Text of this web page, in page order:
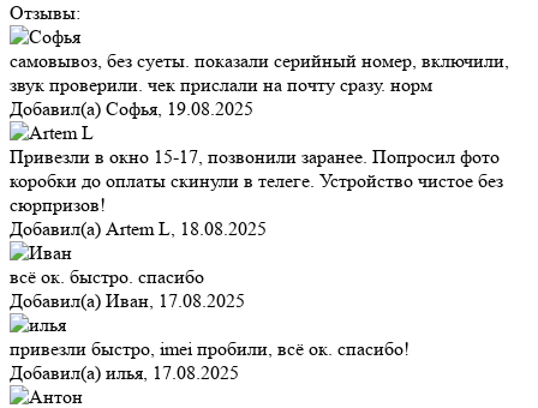
Отзывы:
самовывоз, без суеты. показали серийный номер, включили,
звук проверили. чек прислали на почту сразу. норм
Добавил(а) Софья, 19.08.2025
Привезли в окно 15-17, позвонили заранее. Попросил фото
коробки до оплаты скинули в телеге. Устройство чистое без
сюрпризов!
Добавил(а) Artem L, 18.08.2025
всё ок. быстро. спасибо
Добавил(а) Иван, 17.08.2025
привезли быстро, imei пробили, всё ок. спасибо!
Добавил(а) илья, 17.08.2025